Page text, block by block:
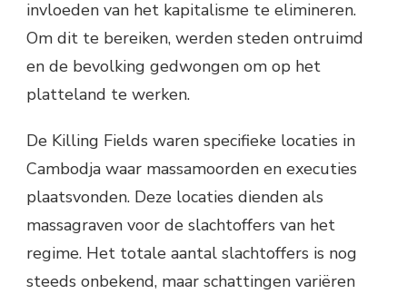
invloeden van het kapitalisme te elimineren.
Om dit te bereiken, werden steden ontruimd
en de bevolking gedwongen om op het
platteland te werken.
De Killing Fields waren specifieke locaties in
Cambodja waar massamoorden en executies
plaatsvonden. Deze locaties dienden als
massagraven voor de slachtoffers van het
regime. Het totale aantal slachtoffers is nog
steeds onbekend, maar schattingen variëren